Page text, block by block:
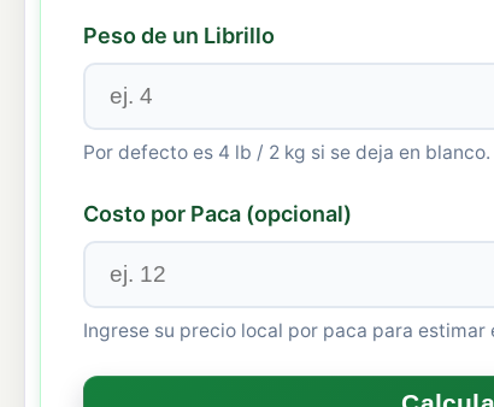
Peso de un Librillo
Por defecto es 4 lb / 2 kg si se deja en blanco.
Costo por Paca (opcional)
Ingrese su precio local por paca para